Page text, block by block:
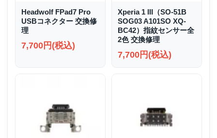
Headwolf FPad7 Pro
USBコネクター 交換修
理
7,700円(税込)
Xperia 1 III（SO-51B
SOG03 A101SO XQ-
BC42）指紋センサー全
2色 交換修理
7,700円(税込)